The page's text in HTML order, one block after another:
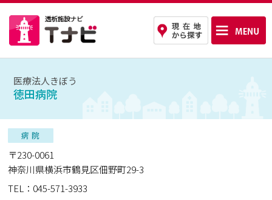
医療法人きぼう
徳田病院
〒230-0061
神奈川県横浜市鶴見区佃野町29-3
TEL：045-571-3933